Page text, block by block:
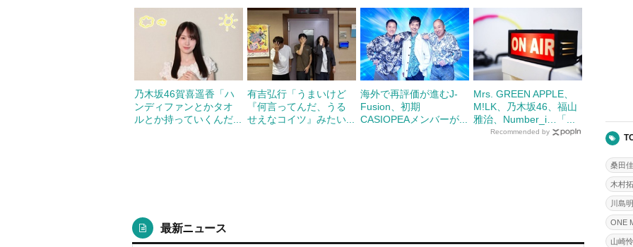
乃木坂46賀喜遥香「ハ
ンディファンとかタオ
ルとか持っていくんだ...
有吉弘行「うまいけど
『何言ってんだ、うる
せえなコイツ』みたい...
海外で再評価が進むJ-
Fusion、初期
CASIOPEAメンバーが...
Mrs. GREEN APPLE、
M!LK、乃木坂46、福山
雅治、Number_i…「...
Recommended by
最新ニュース
桑田
木村
川島明
ONE
山崎